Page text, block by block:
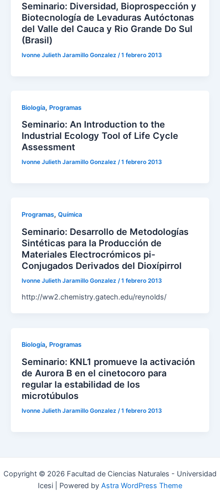
Seminario: Diversidad, Bioprospección y
Biotecnología de Levaduras Autóctonas
del Valle del Cauca y Rio Grande Do Sul
(Brasil)
Ivonne Julieth Jaramillo Gonzalez/1 febrero 2013
Biología, Programas
Seminario: An Introduction to the
Industrial Ecology Tool of Life Cycle
Assessment
Ivonne Julieth Jaramillo Gonzalez/1 febrero 2013
Programas,Química
Seminario: Desarrollo de Metodologías
Sintéticas para la Producción de
Materiales Electrocrómicos pi-
Conjugados Derivados del Dioxípirrol
Ivonne Julieth Jaramillo Gonzalez /1 febrero 2013
http://ww2.chemistry.gatech.edu/reynolds/
Biología, Programas
Seminario: KNL1 promueve la activación
de Aurora B en el cinetocoro para
regular la estabilidad de los
microtúbulos
Ivonne Julieth Jaramillo Gonzalez/1 febrero 2013
Copyright © 2026 Facultad de Ciencias Naturales - Universidad
Icesi | Powered by Astra WordPress Theme